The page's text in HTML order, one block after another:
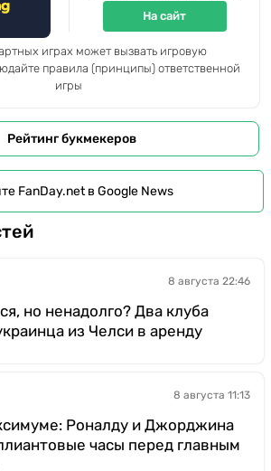
На сайт
играх может вызвать игровую
правила (принципы) ответственной
игры
Рейтинг букмекеров
FanDay.net в Google News
8 августа 22:46
но ненадолго? Два клуба
из Челси в аренду
8 августа 11:13
Роналду и Джорджина
часы перед главным